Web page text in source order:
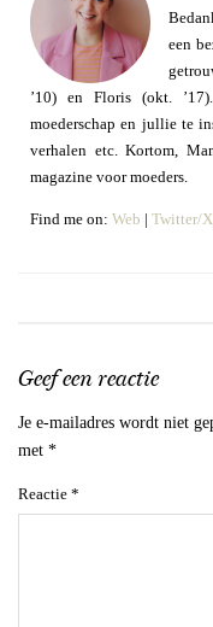
een
’10) en Floris (okt.
moederschap en jullie te
verhalen etc. Kortom,
magazine voor moeders.
Find me on: Web | Twitter/X
Geef een reactie
Je e-mailadres wordt niet
met *
Reactie *